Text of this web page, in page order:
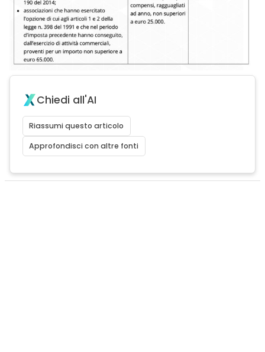
Chiedi all'AI
Riassumi questo articolo
Approfondisci con altre fonti